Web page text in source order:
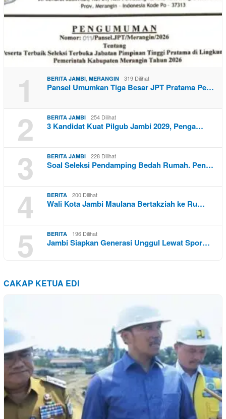
1 BERITA JAMBI, MERANGIN 319 Dilihat
Pansel Umumkan Tiga Besar JPT Pratama Pe…
2 BERITA JAMBI 254 Dilihat
3 Kandidat Kuat Pilgub Jambi 2029, Penga…
3 BERITA JAMBI 228 Dilihat
Soal Seleksi Pendamping Bedah Rumah. Pen…
4 BERITA 200 Dilihat
Wali Kota Jambi Maulana Bertakziah ke Ru…
5 BERITA 196 Dilihat
Jambi Siapkan Generasi Unggul Lewat Spor…
CAKAP KETUA EDI